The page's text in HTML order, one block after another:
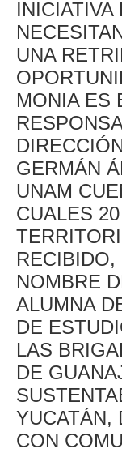
UNA
MONIA ES
GERMÁN
UNAM
CUALES
NOMBRE
ALUMNA
DE
LAS
DE
YUCATÁN,
CON